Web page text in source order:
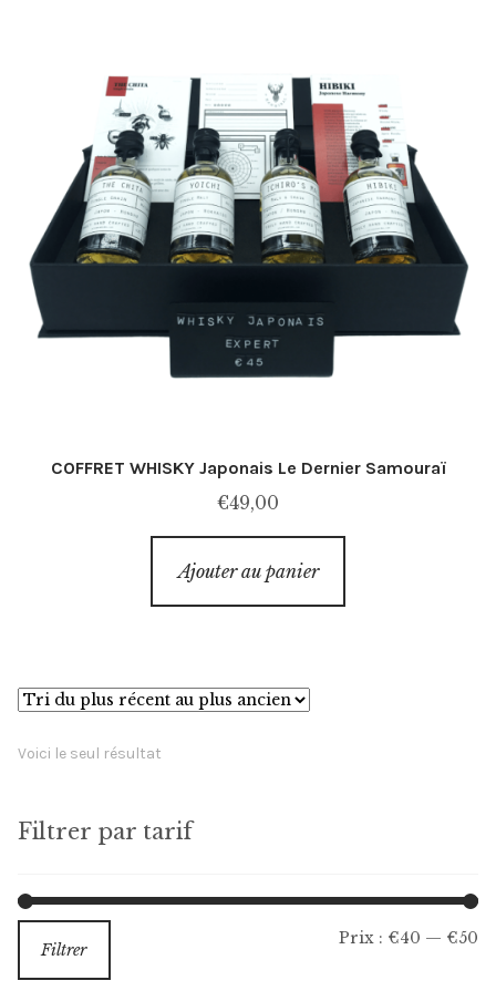
COFFRET WHISKY Japonais Le Dernier Samouraï
€49,00
Ajouter au panier
Voici le seul résultat
Filtrer par tarif
Filtrer
Prix : €40 — €50